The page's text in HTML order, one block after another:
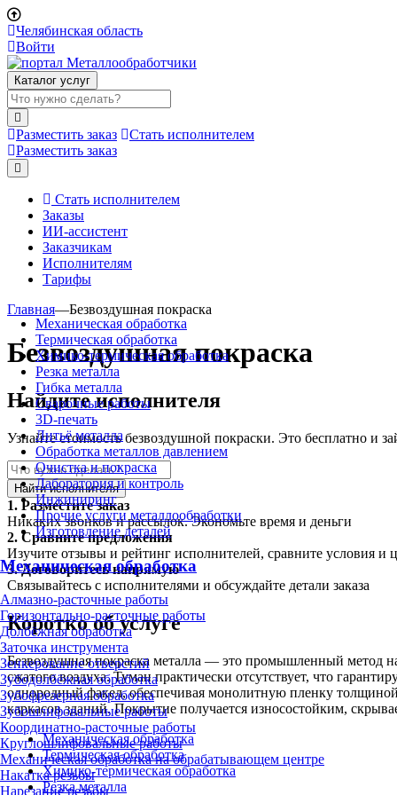
Челябинская область
Войти
Каталог услуг
Разместить заказ
Стать исполнителем
Разместить заказ
Стать исполнителем
Заказы
ИИ-ассистент
Заказчикам
Исполнителям
Тарифы
Механическая обработка
Термическая обработка
Химико-термическая обработка
Резка металла
Гибка металла
Сварочные работы
3D-печать
Литьё металла
Обработка металлов давлением
Очистка и покраска
Лаборатория и контроль
Инжиниринг
Прочие услуги металлообработки
Изготовление деталей
Механическая обработка
Алмазно-расточные работы
Горизонтально-расточные работы
Долбёжная обработка
Заточка инструмента
Зенкерование отверстий
Зубодолбёжная обработка
Зубофрезерная обработка
Зубошлифовальные работы
Координатно-расточные работы
Круглошлифовальные работы
Механическая обработка на обрабатывающем центре
Накатка резьбы
Нарезание резьбы
Главная—Безвоздушная покраска
Безвоздушная покраска
Найдите исполнителя
Узнайте стоимость безвоздушной покраски. Это бесплатно и
Найти исполнителя
1. Разместите заказ
Никаких звонков и рассылок. Экономьте время и деньги
2. Сравните предложения
Изучите отзывы и рейтинг исполнителей, сравните условия и
3.Договоритесь напрямую
Связывайтесь с исполнителями и обсуждайте детали заказа
Коротко об услуге
Безвоздушная покраска металла — это промышленный метод
сжатого воздуха. Туман практически отсутствует, что
однородный факел, обеспечивая монолитную пленку
каркасов зданий. Покрытие получается износостойким,
Механическая обработка
Термическая обработка
Химико-термическая обработка
Резка металла